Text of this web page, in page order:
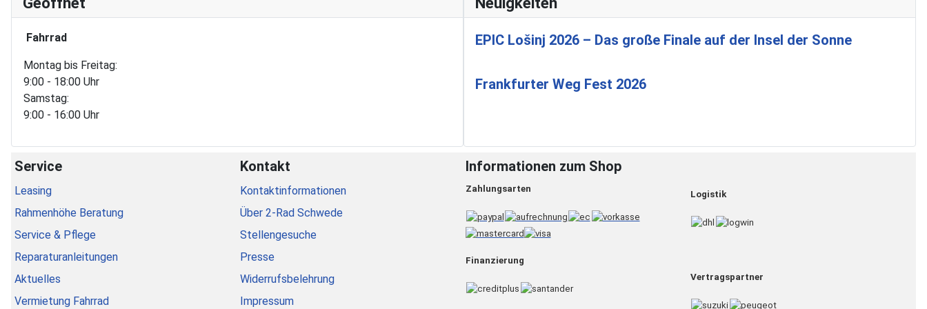
Fahrrad
Montag bis Freitag:
9:00 - 18:00 Uhr
Samstag:
9:00 - 16:00 Uhr
EPIC Lošinj 2026 – Das große Finale auf der Insel der Sonne
Frankfurter Weg Fest 2026
Service
Leasing
Rahmenhöhe Beratung
Service & Pflege
Reparaturanleitungen
Aktuelles
Vermietung Fahrrad
Kontakt
Kontaktinformationen
Über 2-Rad Schwede
Stellengesuche
Presse
Widerrufsbelehrung
Impressum
Informationen zum Shop
Zahlungsarten
Finanzierung
Logistik
Vertragspartner